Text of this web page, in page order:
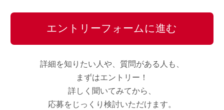
エントリーフォームに進む
詳細を知りたい人や、質問がある人も、
まずはエントリー！
詳しく聞いてみてから、
応募をじっくり検討いただけます。